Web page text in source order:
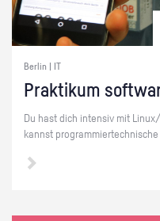
Berlin | IT
Prak­ti­kum
Du hast dich in­ten­siv mit
kannst